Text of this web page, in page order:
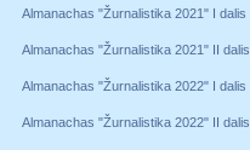
Almanachas "Žurnalistika 2021" I dalis
Almanachas "Žurnalistika 2021" II dalis
Almanachas "Žurnalistika 2022" I dalis
Almanachas "Žurnalistika 2022" II dalis